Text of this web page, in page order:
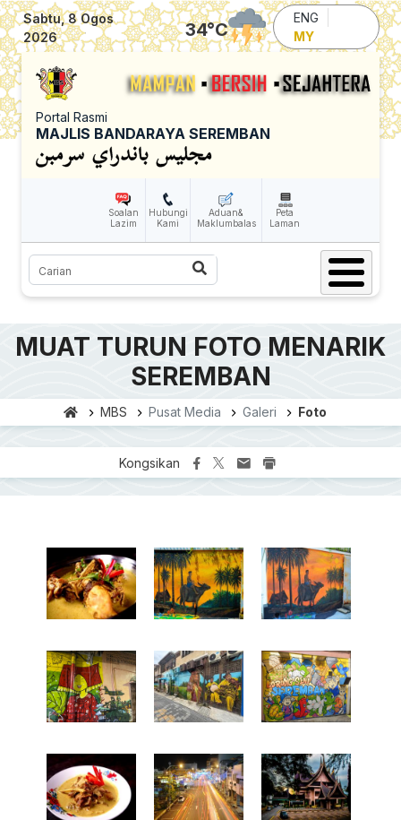
Skip to main content
Sabtu, 8 Ogos
2026
34°C
ENG
MY
Portal Rasmi
MAJLIS BANDARAYA SEREMBAN
Soalan
Lazim
Hubungi
Kami
Aduan&
Maklumbalas
Peta
Laman
Carian
MUAT TURUN FOTO MENARIK
SEREMBAN
MBS Pusat Media Galeri Foto
Kongsikan